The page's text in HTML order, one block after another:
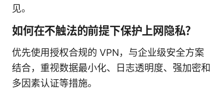
见。
如何在不触法的前提下保护上网隐私？
优先使用授权合规的 VPN，与企业级安全方案
结合，重视数据最小化、日志透明度、强加密和
多因素认证等措施。